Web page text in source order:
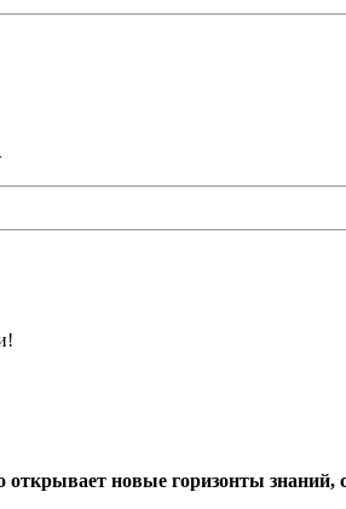
новые горизонты знаний,